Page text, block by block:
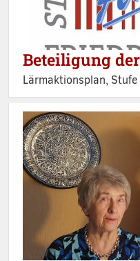
Beteiligung
Lärmaktionsplan, Stufe